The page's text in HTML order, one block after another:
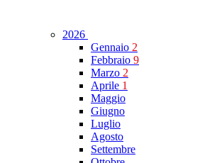
2026
Gennaio 2
Febbraio 9
Marzo 2
Aprile 1
Maggio
Giugno
Luglio
Agosto
Settembre